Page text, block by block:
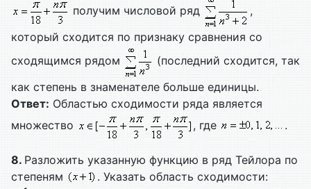
получим числовой ряд
,
который сходится по признаку сравнения со
сходящимся рядом
(последний сходится, так
как степень в знаменателе больше единицы.
Ответ: Областью сходимости ряда является
множество
, где .
8. Разложить указанную функцию в ряд Тейлора по
степеням
. Указать область сходимости: